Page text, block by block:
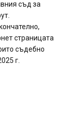
съд за
страницата
съдебно
г.